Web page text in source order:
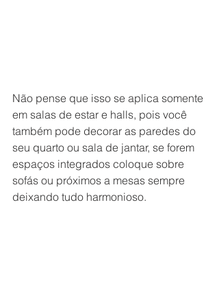
Não pense que isso se aplica somente
em salas de estar e halls, pois você
também pode decorar as paredes do
seu quarto ou sala de jantar, se forem
espaços integrados coloque sobre
sofás ou próximos a mesas sempre
deixando tudo harmonioso.